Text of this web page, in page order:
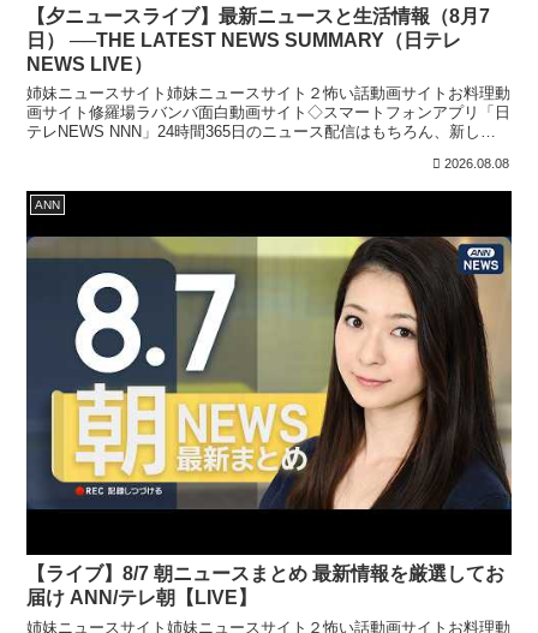
【夕ニュースライブ】最新ニュースと生活情報（8月7
日） ──THE LATEST NEWS SUMMARY（日テレ
NEWS LIVE）
姉妹ニュースサイト姉妹ニュースサイト２怖い話動画サイトお料理動
画サイト修羅場ラバンバ面白動画サイト◇スマートフォンアプリ「日
テレNEWS NNN」24時間365日のニュース配信はもちろん、新しく
2026.08.08
ANN
【ライブ】8/7 朝ニュースまとめ 最新情報を厳選してお
届け ANN/テレ朝【LIVE】
姉妹ニュースサイト姉妹ニュースサイト２怖い話動画サイトお料理動